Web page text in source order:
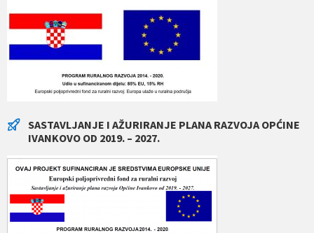
SASTAVLJANJE I AŽURIRANJE PLANA RAZVOJA OPĆINE
IVANKOVO OD 2019. – 2027.